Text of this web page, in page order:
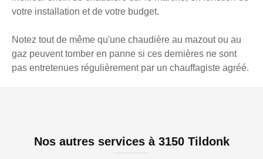
votre installation et de votre budget.
Notez tout de même qu'une chaudière au mazout ou au
gaz peuvent tomber en panne si ces dernières ne sont
pas entretenues régulièrement par un chauffagiste agréé.
Nos autres services à 3150 Tildonk